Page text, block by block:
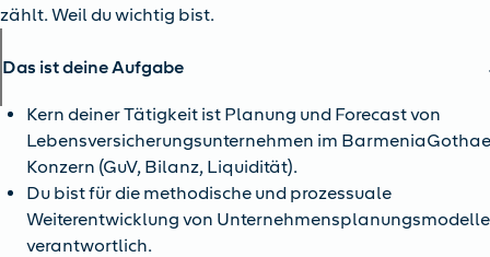
zählt. Weil du wichtig bist.
Das ist deine Aufgabe
Kern deiner Tätigkeit ist Planung und Forecast von
Lebensversicherungsunternehmen im
Konzern (GuV, Bilanz, Liquidität).
Du bist für die methodische und prozessuale
Weiterentwicklung von
verantwortlich.